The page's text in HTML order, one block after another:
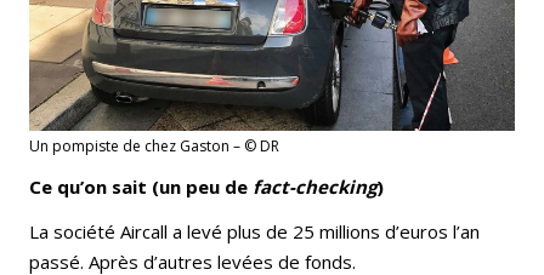
Un pompiste de chez Gaston – © DR
Ce qu’on sait (un peu de fact-checking)
La société Aircall a levé plus de 25 millions d’euros l’an
passé. Après d’autres levées de fonds.